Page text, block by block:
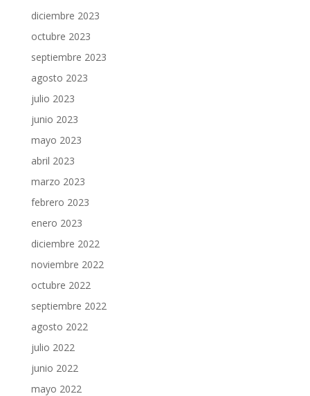
diciembre 2023
octubre 2023
septiembre 2023
agosto 2023
julio 2023
junio 2023
mayo 2023
abril 2023
marzo 2023
febrero 2023
enero 2023
diciembre 2022
noviembre 2022
octubre 2022
septiembre 2022
agosto 2022
julio 2022
junio 2022
mayo 2022